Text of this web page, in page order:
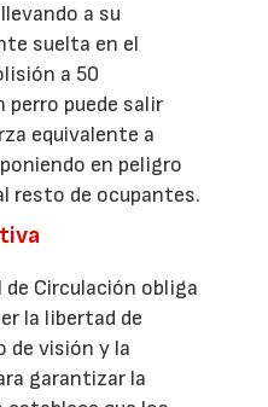
a su
suelta en el
a 50
perro puede salir
equivalente a
en peligro
resto de ocupantes.
de Circulación obliga
la libertad de
de visión y la
garantizar la